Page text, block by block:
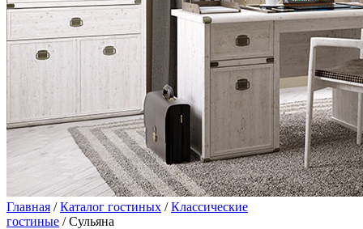
Главная /Каталог гостиных /Классические
гостиные / Сульяна